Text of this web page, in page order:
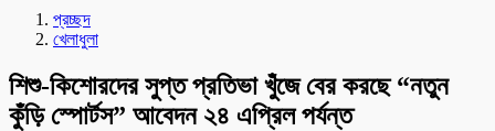
প্রচ্ছদ
খেলাধুলা
শিশু-কিশোরদের সুপ্ত প্রতিভা খুঁজে বের করছে “নতুন
কুঁড়ি স্পোর্টস” আবেদন ২৪ এপ্রিল পর্যন্ত